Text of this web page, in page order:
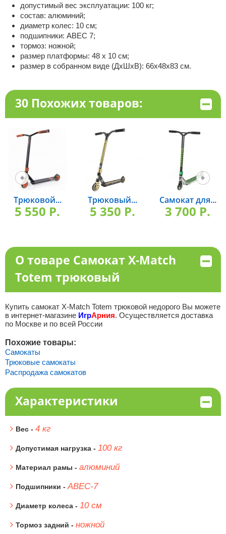
допустимый вес эксплуатации: 100 кг;
состав: алюминий;
диаметр колес: 10 см;
подшипники: АВЕС 7;
тормоз: ножной;
размер платформы: 48 х 10 см;
размер в собранном виде (ДхШхВ): 66х48х83 см.
30 Похожих товаров:
Трюковой...
5 550 P.
Трюковый...
5 350 P.
Самокат для...
3 700 P.
О товаре Самокат X-Match
Totem трюковый
Купить самокат X-Match Totem трюковой недорого Вы можете
в интернет-магазине ИгрАрния. Осуществляется доставка
по Москве и по всей России
Похожие товары:
Самокаты
Трюковые самокаты
Распродажа самокатов
Характеристики
Вес - 4 кг
Допустимая нагрузка - 100 кг
Материал рамы - алюминий
Подшипники - ABEC-7
Диаметр колеса - 10 см
Тормоз задний - ножной